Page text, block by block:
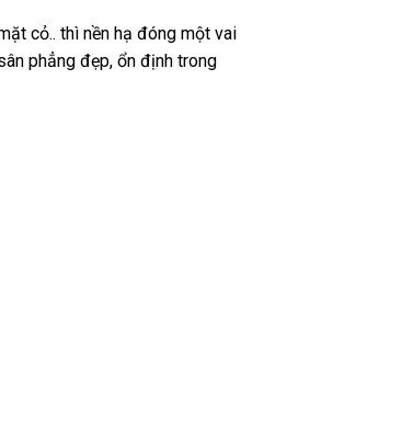
cỏ.. thì nền hạ đóng một vai
phẳng đẹp, ổn định trong